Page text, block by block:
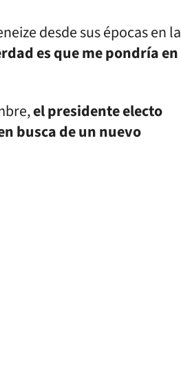
desde sus épocas en la
es que me pondría en
el presidente electo
busca de un nuevo